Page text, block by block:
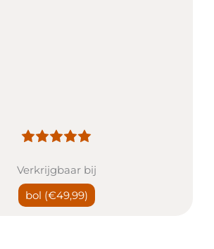
Verkrijgbaar bij
bol (€49,99)